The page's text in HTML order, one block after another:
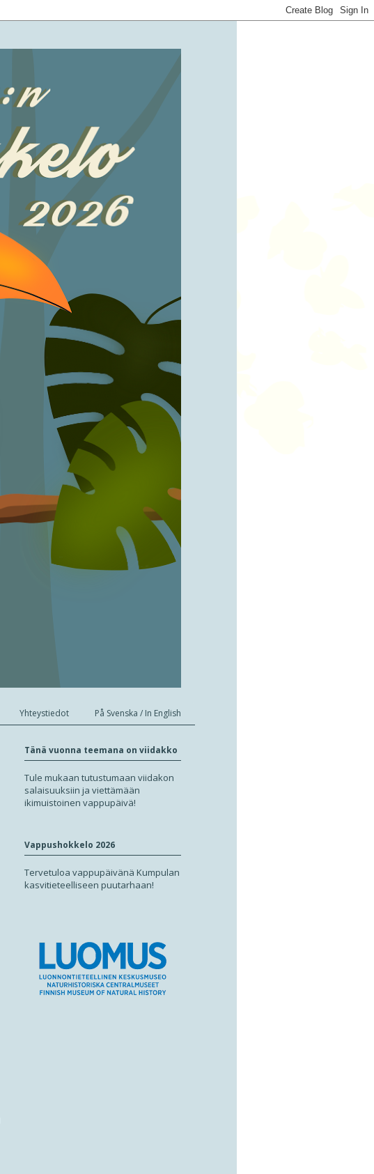
Yhteystiedot På Svenska / In English
Tänä vuonna teemana on viidakko
Tule mukaan tutustumaan viidakon
salaisuuksiin ja viettämään
ikimuistoinen vappupäivä!
Vappushokkelo 2026
Tervetuloa vappupäivänä Kumpulan
kasvitieteelliseen puutarhaan!